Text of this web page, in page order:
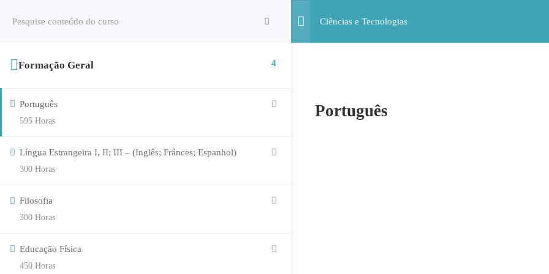
Ciências e Tecnologias
Formação Geral 4
Português
595 Horas
Língua Estrangeira I, II; III – (Inglês; Frânces; Espanhol)
300 Horas
Filosofia
300 Horas
Educação Física
450 Horas
Português